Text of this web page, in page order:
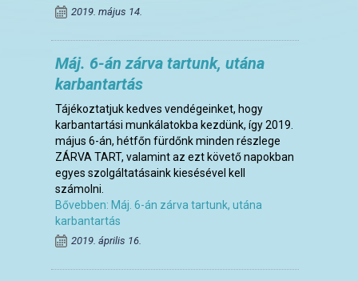
2019. május 14.
Máj. 6-án zárva tartunk, utána
karbantartás
Tájékoztatjuk kedves vendégeinket, hogy
karbantartási munkálatokba kezdünk, így 2019.
május 6-án, hétfőn fürdőnk minden részlege
ZÁRVA TART, valamint az ezt követő napokban
egyes szolgáltatásaink kiesésével kell
számolni.
Bővebben: Máj. 6-án zárva tartunk, utána
karbantartás
2019. április 16.